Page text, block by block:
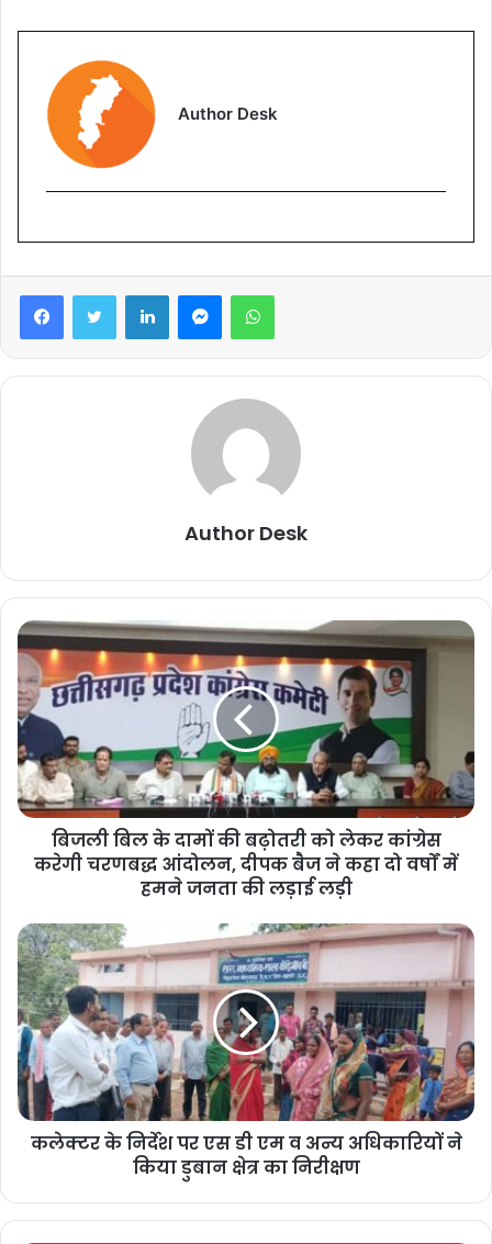
Author Desk
Author Desk
बिजली बिल के दामों की बढ़ोतरी को लेकर कांग्रेस
करेगी चरणबद्ध आंदोलन, दीपक बैज ने कहा दो वर्षों में
हमने जनता की लड़ाई लड़ी
कलेक्टर के निर्देश पर एस डी एम व अन्य अधिकारियों ने
किया डुबान क्षेत्र का निरीक्षण